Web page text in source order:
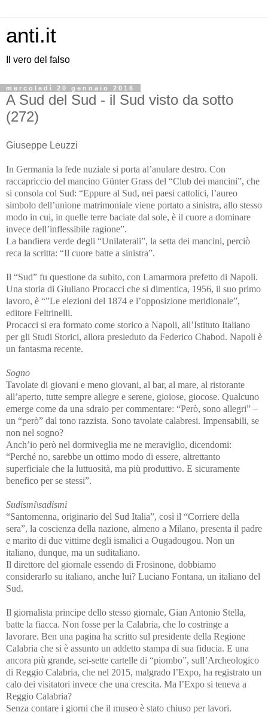
anti.it
Il vero del falso
mercoledì 20 gennaio 2016
A Sud del Sud - il Sud visto da sotto
(272)
Giuseppe Leuzzi
In Germania la fede nuziale si porta al’anulare destro. Con
raccapriccio del mancino Günter Grass del “Club dei mancini”, che
si consola col Sud: “Eppure al Sud, nei paesi cattolici, l’aureo
simbolo dell’unione matrimoniale viene portato a sinistra, allo stesso
modo in cui, in quelle terre baciate dal sole, è il cuore a dominare
invece dell’inflessibile ragione”.
La bandiera verde degli “Unilaterali”, la setta dei mancini, perciò
reca la scritta: “Il cuore batte a sinistra”.
Il “Sud” fu questione da subito, con Lamarmora prefetto di Napoli.
Una storia di Giuliano Procacci che si dimentica, 1956, il suo primo
lavoro, è “”Le elezioni del 1874 e l’opposizione meridionale”,
editore Feltrinelli.
Procacci si era formato come storico a Napoli, all’Istituto Italiano
per gli Studi Storici, allora presieduto da Federico Chabod. Napoli è
un fantasma recente.
Sogno
Tavolate di giovani e meno giovani, al bar, al mare, al ristorante
all’aperto, tutte sempre allegre e serene, gioiose, giocose. Qualcuno
emerge come da una sdraio per commentare: “Però, sono allegri” –
un “però” dal tono razzista. Sono tavolate calabresi. Impensabili, se
non nel sogno?
Anch’io però nel dormiveglia me ne meraviglio, dicendomi:
“Perché no, sarebbe un ottimo modo di essere, altrettanto
superficiale che la luttuosità, ma più produttivo. E sicuramente
benefico per se stessi”.
Sudismi\sadismi
“Santomenna, originario del Sud Italia”, così il “Corriere della
sera”, la coscienza della nazione, almeno a Milano, presenta il padre
e marito di due vittime degli ismalici a Ougadougou. Non un
italiano, dunque, ma un suditaliano.
Il direttore del giornale essendo di Frosinone, dobbiamo
considerarlo su italiano, anche lui? Luciano Fontana, un italiano del
Sud.
Il giornalista principe dello stesso giornale, Gian Antonio Stella,
batte la fiacca. Non fosse per la Calabria, che lo costringe a
lavorare. Ben una pagina ha scritto sul presidente della Regione
Calabria che si è assunto un addetto stampa di sua fiducia. E una
ancora più grande, sei-sette cartelle di “piombo”, sull’Archeologico
di Reggio Calabria, che nel 2015, malgrado l’Expo, ha registrato un
calo dei visitatori invece che una crescita. Ma l’Expo si teneva a
Reggio Calabria?
Senza contare i giorni che il museo è stato chiuso per lavori.